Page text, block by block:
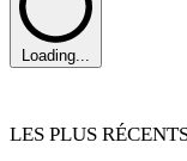
Loading...
LES PLUS